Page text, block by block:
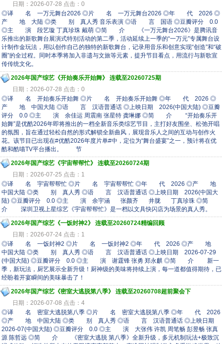
日期：2026-07-28 点击：0
◎译 名 一万元舞台2026 ◎片 名 一万元舞台2026 ◎年 代 2026 ◎
产 地 大陆 ◎类 别 真人秀 音乐表演 ◎语 言 国语 ◎豆瓣评分 0.0
◎主 演 段艺璇 丁真珍珠 戴萌 ◎简 介 《一万元舞台2026》是腾讯音
乐推出的新歌舞台展演式特别活动的第二季，活动延续上一季的“一万元”专属舞台设
计制作金玩法，用以创作自己的独特的新歌舞台，记录用音乐和创意实现“创造”和“破
圈”的全过程。同时本季将加入非遗与文旅等元素，提升节目看点，用流行与新歌宣
传传统文化。
2026年国产综艺《开始奏乐开始舞》 连载至20260725期
日期：2026-07-28 点击：0
◎译 名 开始奏乐开始舞 ◎片 名 开始奏乐开始舞 ◎年 代 2026 ◎
产 地 中国大陆 ◎语 言 汉语普通话 ◎上映日期 2026(中国大陆) ◎豆瓣
评分 0.0 ◎主 演 余佳运 周震南 张星特 龚琳娜 ◎简 介 “开始奏乐开
始舞”是优酷2026年即将推出的一档全新音乐类综艺节目，主打好友围坐、松弛开唱
的氛围，旨在通过轻松自然的形式解锁全新曲风，展现音乐人之间的互动与创作火
花。该节目已出现在#优酷2026年度片单#中，定位为“舞台盛宴”之一，预计将在优
酷和酷喵TV平台播出。 节
2026年国产综艺《宇宙帮帮忙》 连载至20260724期
日期：2026-07-25 点击：1
◎译 名 宇宙帮帮忙 ◎片 名 宇宙帮帮忙 ◎年 代 2026 ◎产 地
中国大陆 ◎类 别 真人秀 ◎语 言 汉语普通话 ◎上映日期 2026(中国大
陆) ◎豆瓣评分 0.0 ◎主 演 余宇涵 张颜齐 井胧 丁真珍珠 ◎简
介 深圳卫视上星综艺《宇宙帮帮忙》是一档以文具快闪店为场景的真人秀。
2026年国产综艺《一饭封神2》 连载至20260724精编回顾
日期：2026-07-24 点击：1
◎译 名 一饭封神2 ◎片 名 一饭封神2 ◎年 代 2026 ◎产 地
中国大陆 ◎类 别 真人秀 ◎语 言 汉语普通话 ◎上映日期 2026-07-29
(中国大陆) ◎豆瓣评分 0.0 ◎主 演 谢霆锋 张勇 郑永麒 ◎简 介 新一
季，新玩法，厨艺展示全新升级！厨神级的美味将持续上演，每一道都值得期待，已
经盼着开宴瞬间的美味暴击了！
2026年国产综艺《密室大逃脱第八季》 连载至20260708超前聚会下
日期：2026-07-08 点击：4
◎译 名 密室大逃脱第八季 ◎片 名 密室大逃脱第八季 ◎年 代 2026
◎产 地 中国大陆 ◎类 别 真人秀 ◎语 言 汉语普通话 ◎上映日期
2026-07(中国大陆) ◎豆瓣评分 0.0 ◎主 演 大张伟 许凯 周笔畅 彭昱畅 张真
源 陈哲远 ◎简 介 《密室大逃脱 第八季》全新升级，多元机制玩法+极致沉